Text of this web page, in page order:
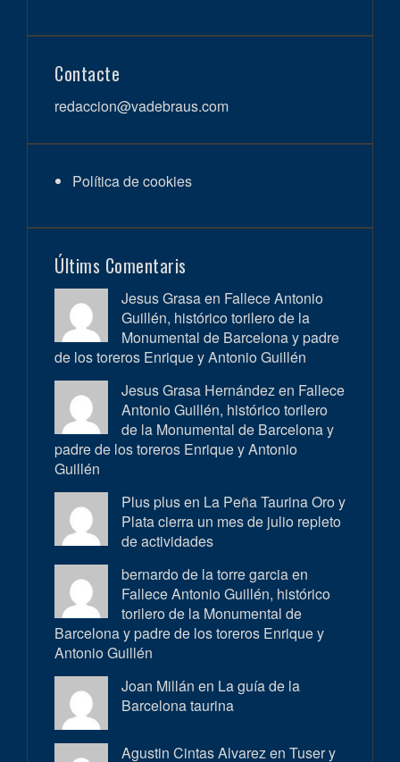
Contacte
redaccion@vadebraus.com
Política de cookies
Últims Comentaris
Jesus Grasa en Fallece Antonio
Guillén, histórico torilero de la
Monumental de Barcelona y padre
de los toreros Enrique y Antonio Guillén
Jesus Grasa Hernández en Fallece
Antonio Guillén, histórico torilero
de la Monumental de Barcelona y
padre de los toreros Enrique y Antonio
Guillén
Plus plus en La Peña Taurina Oro y
Plata cierra un mes de julio repleto
de actividades
bernardo de la torre garcia en
Fallece Antonio Guillén, histórico
torilero de la Monumental de
Barcelona y padre de los toreros Enrique y
Antonio Guillén
Joan Millán en La guía de la
Barcelona taurina
Agustin Cintas Alvarez en Tuser y